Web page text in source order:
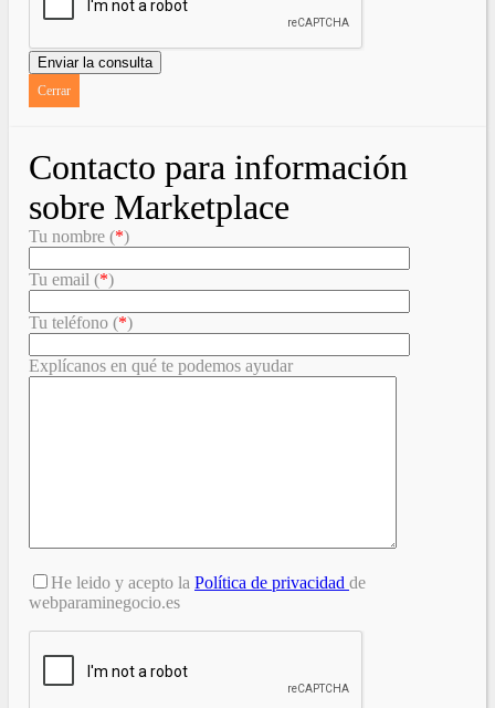
Cerrar
Contacto para información
sobre Marketplace
Tu nombre (*)
Tu email (*)
Tu teléfono (*)
Explícanos en qué te podemos ayudar
He leido y acepto la Política de privacidad de
webparaminegocio.es